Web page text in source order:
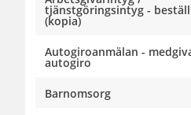
tjänstgöringsintyg -
(kopia)
Autogiroanmälan -
autogiro
Barnomsorg